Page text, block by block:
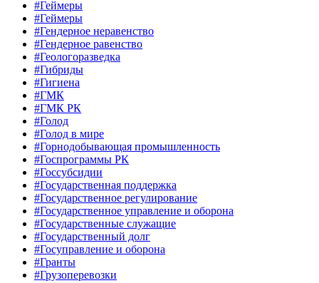
#Геймеры
#Геймеры
#Гендерное неравенство
#Гендерное равенство
#Геологоразведка
#Гибриды
#Гигиена
#ГМК
#ГМК РК
#Голод
#Голод в мире
#Горнодобывающая промышленность
#Госпрограммы РК
#Госсубсидии
#Государственная поддержка
#Государственное регулирование
#Государственное управление и оборона
#Государственные служащие
#Государственный долг
#Госуправление и оборона
#Гранты
#Грузоперевозки